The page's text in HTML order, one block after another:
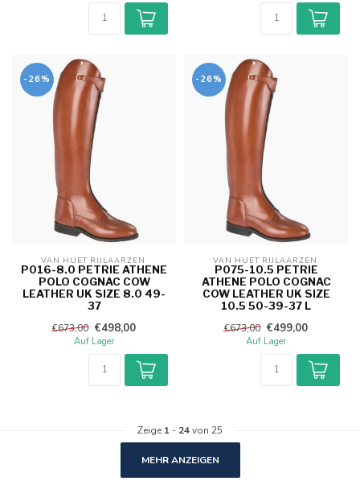
-26%
VAN HUET RIJLAARZEN
P016-8.0 PETRIE ATHENE
POLO COGNAC COW
LEATHER UK SIZE 8.0 49-
37
€673,00 €498,00
Auf Lager
-26%
VAN HUET RIJLAARZEN
P075-10.5 PETRIE
ATHENE POLO COGNAC
COW LEATHER UK SIZE
10.5 50-39-37 L
€673,00 €499,00
Auf Lager
Zeige 1 - 24von 25
MEHR ANZEIGEN